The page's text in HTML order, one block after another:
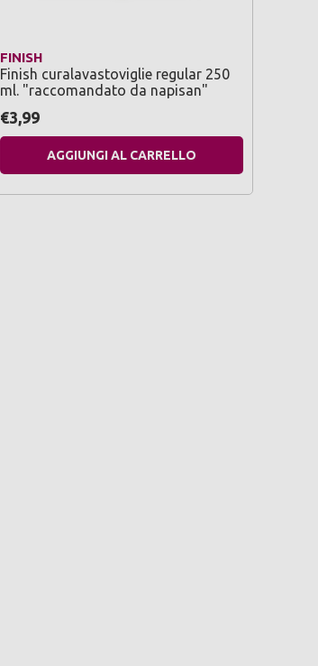
FINISH
Finish curalavastoviglie regular 250
ml. "raccomandato da napisan"
€3,99
AGGIUNGI AL CARRELLO